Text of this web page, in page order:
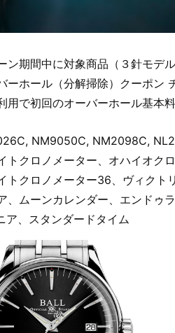
ン期間中に対象商品（３針モデ
ーホール（分解掃除）クーポン
用で初回のオーバーホール基本
NM9050C, NM2098C,
トクロノメーター、オハイオクロ
トクロノメーター36、ヴィクト
、ムーンカレンダー、エンドゥ
ア、スタンダードタイム